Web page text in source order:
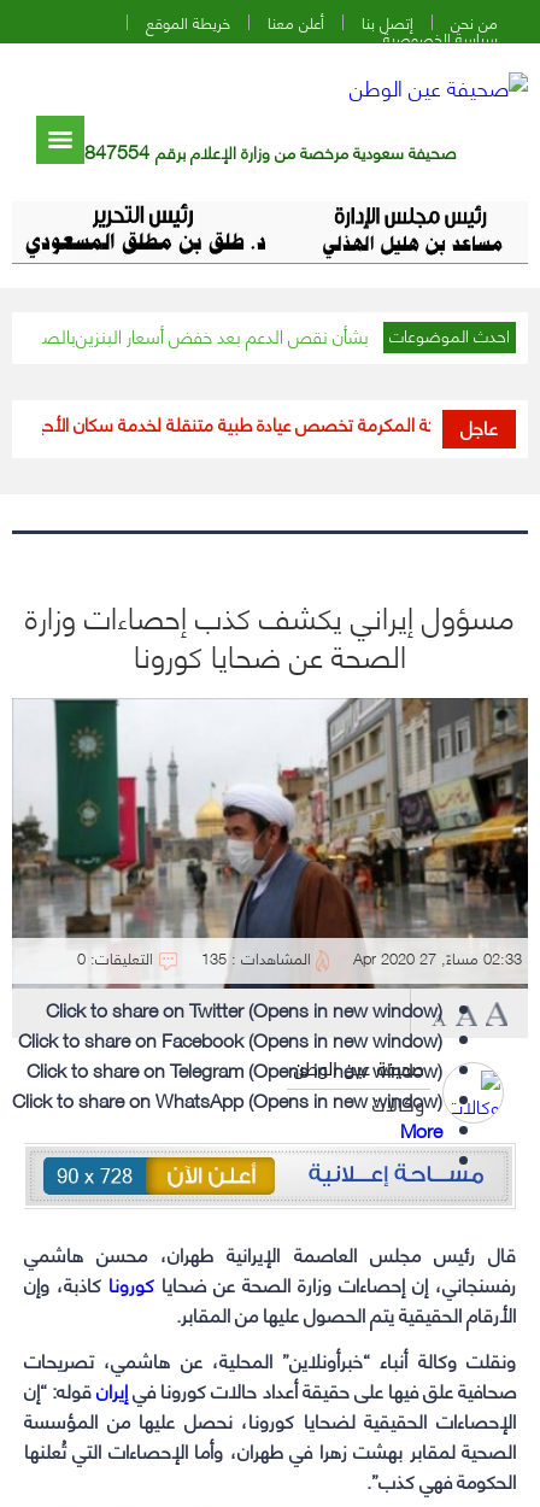
من نحن إتصل بنا أعلن معنا خريطة الموقع
سياسة الخصوصية
صحيفة سعودية مرخصة من وزارة الإعلام برقم 847554
احدث الموضوعات
المواطن» بشأن نقص الدعم بعد خفض أسعار البنزينبالصور.. «السديس»
عاجل
مكة المكرمة تخصص عيادة طبية متنقلة لخدمة سكان الأحياء المعزولة
مسؤول إيراني يكشف كذب إحصاءات وزارة
الصحة عن ضحايا كورونا
02:33 مساءً, 27 Apr 2020 المشاهدات : 135 التعليقات: 0
صحيفة عين الوطن
وكالات
قال رئيس مجلس العاصمة الإيرانية طهران، محسن هاشمي
رفسنجاني، إن إحصاءات وزارة الصحة عن ضحايا كورونا كاذبة، وإن
الأرقام الحقيقية يتم الحصول عليها من المقابر.
ونقلت وكالة أنباء “خبرأونلاين” المحلية، عن هاشمي، تصريحات
صحافية علق فيها على حقيقة أعداد حالات كورونا فيإيرانقوله: “إن
الإحصاءات الحقيقية لضحايا كورونا، نحصل عليها من المؤسسة
الصحية لمقابر بهشت زهرا في طهران، وأما الإحصاءات التي تُعلنها
الحكومة فهي كذب”.
Click to share on Twitter (Opens in new window)
Click to share on Facebook (Opens in new window)
Click to share on Telegram (Opens in new window)
Click to share on WhatsApp (Opens in new window)
More